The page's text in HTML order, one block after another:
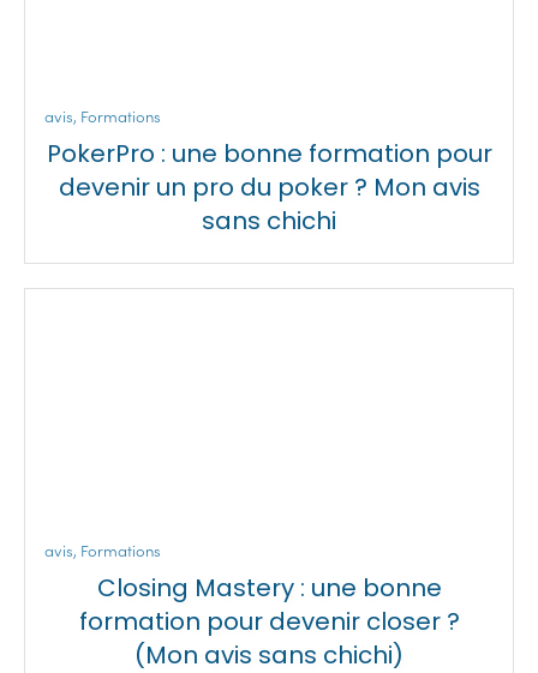
avis, Formations
PokerPro : une bonne formation pour
devenir un pro du poker ? Mon avis
sans chichi
avis, Formations
Closing Mastery : une bonne
formation pour devenir closer ?
(Mon avis sans chichi)